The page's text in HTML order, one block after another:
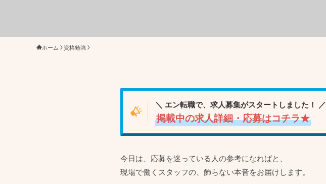
ホーム 資格勉強
＼ エン転職で、求人募集がスタートしました！ ／
掲載中の求人詳細・応募はコチラ★
今日は、応募を迷っている人の参考になればと、
現場で働くスタッフの、飾らない本音をお届けします。